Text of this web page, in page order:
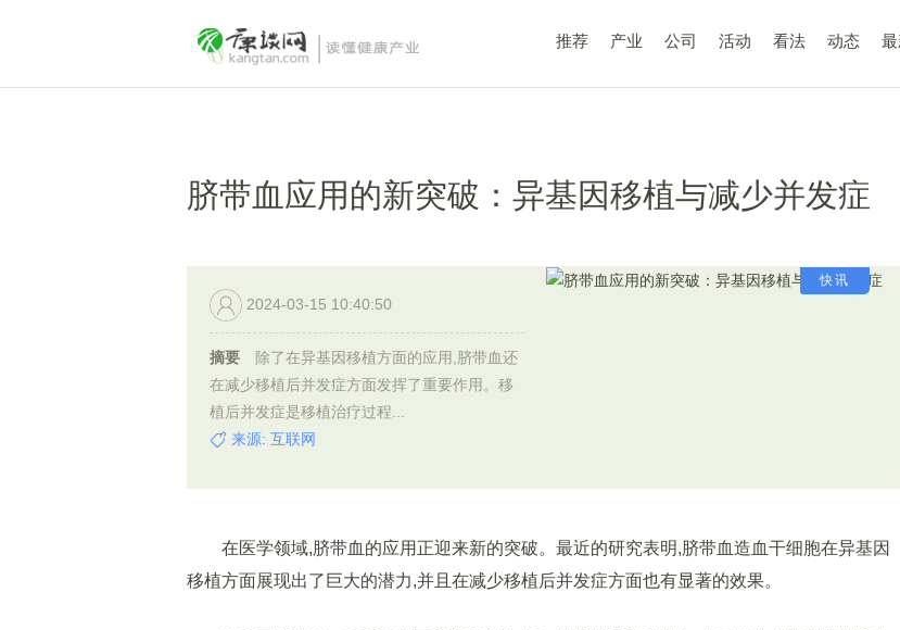
推荐 产业 公司 活动 看法 动态
脐带血应用的新突破：异基因移植与减少并发症
快讯
2024-03-15 10:40:50
摘要
除了在异基因移植方面的应用,脐带血还
在减少移植后并发症方面发挥了重要作用。移
植后并发症是移植治疗过程...
来源: 互联网
在医学领域,脐带血的应用正迎来新的突破。最近的研究表明,脐带血造血干细胞在异基因
移植方面展现出了巨大的潜力,并且在减少移植后并发症方面也有显著的效果。